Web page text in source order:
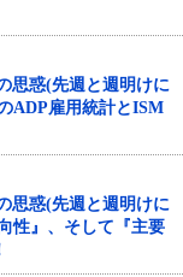
思惑(先週と週明けに
ADP雇用統計とISM
思惑(先週と週明けに
性』、そして『主要